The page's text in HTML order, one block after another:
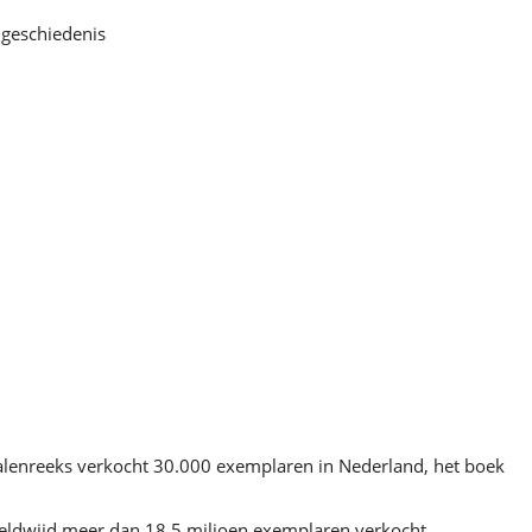
verkocht 30.000 exemplaren in Nederland, het boek